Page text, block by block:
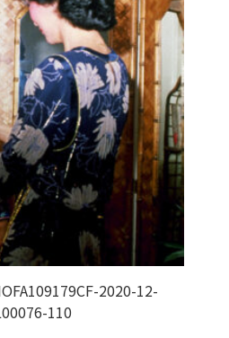
2020-12-
110